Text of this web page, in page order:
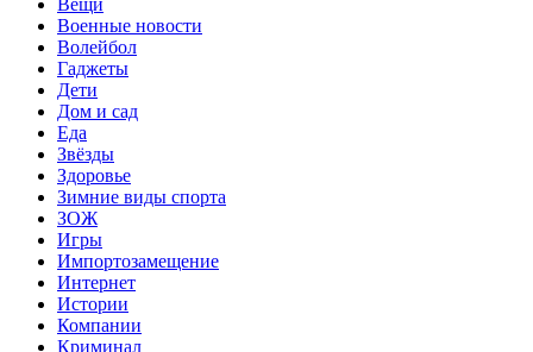
Военные новости
Волейбол
Гаджеты
Дети
Дом и сад
Еда
Звёзды
Здоровье
Зимние виды спорта
ЗОЖ
Игры
Импортозамещение
Интернет
Истории
Компании
Криминал